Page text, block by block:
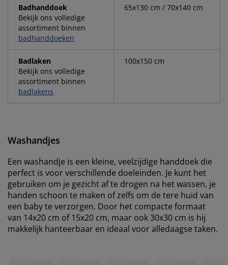
Badhanddoek
Bekijk ons volledige
assortiment binnen
badhanddoeken
65x130 cm / 70x140 cm
Badlaken
Bekijk ons volledige
assortiment binnen
badlakens
100x150 cm
Washandjes
Een washandje is een kleine, veelzijdige handdoek die
perfect is voor verschillende doeleinden. Je kunt het
gebruiken om je gezicht af te drogen na het wassen, je
handen schoon te maken of zelfs om de tere huid van
een baby te verzorgen. Door het compacte formaat
van 14x20 cm of 15x20 cm, maar ook 30x30 cm is hij
makkelijk hanteerbaar en ideaal voor alledaagse taken.